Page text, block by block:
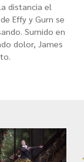
distancia el
Effy y Gurn se
Sumido en
dolor, James